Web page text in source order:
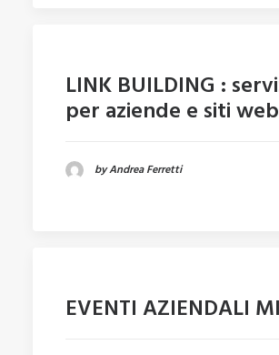
LINK BUILDING :
per aziende e siti web
by Andrea Ferretti
EVENTI AZIENDALI